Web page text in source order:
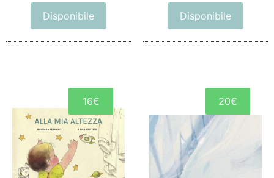
Disponibile Disponibile
16€ 20€